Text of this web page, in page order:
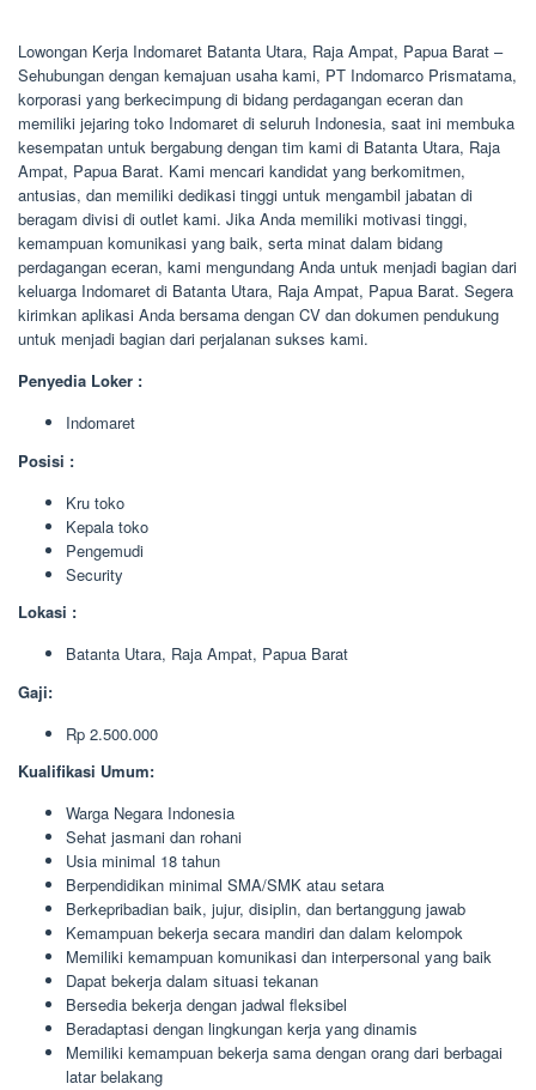
Lowongan Kerja Indomaret Batanta Utara, Raja Ampat, Papua Barat –
Sehubungan dengan kemajuan usaha kami, PT Indomarco Prismatama,
korporasi yang berkecimpung di bidang perdagangan eceran dan
memiliki jejaring toko Indomaret di seluruh Indonesia, saat ini membuka
kesempatan untuk bergabung dengan tim kami di Batanta Utara, Raja
Ampat, Papua Barat. Kami mencari kandidat yang berkomitmen,
antusias, dan memiliki dedikasi tinggi untuk mengambil jabatan di
beragam divisi di outlet kami. Jika Anda memiliki motivasi tinggi,
kemampuan komunikasi yang baik, serta minat dalam bidang
perdagangan eceran, kami mengundang Anda untuk menjadi bagian dari
keluarga Indomaret di Batanta Utara, Raja Ampat, Papua Barat. Segera
kirimkan aplikasi Anda bersama dengan CV dan dokumen pendukung
untuk menjadi bagian dari perjalanan sukses kami.
Penyedia Loker :
Indomaret
Posisi :
Kru toko
Kepala toko
Pengemudi
Security
Lokasi :
Batanta Utara, Raja Ampat, Papua Barat
Gaji:
Rp 2.500.000
Kualifikasi Umum:
Warga Negara Indonesia
Sehat jasmani dan rohani
Usia minimal 18 tahun
Berpendidikan minimal SMA/SMK atau setara
Berkepribadian baik, jujur, disiplin, dan bertanggung jawab
Kemampuan bekerja secara mandiri dan dalam kelompok
Memiliki kemampuan komunikasi dan interpersonal yang baik
Dapat bekerja dalam situasi tekanan
Bersedia bekerja dengan jadwal fleksibel
Beradaptasi dengan lingkungan kerja yang dinamis
Memiliki kemampuan bekerja sama dengan orang dari berbagai
latar belakang